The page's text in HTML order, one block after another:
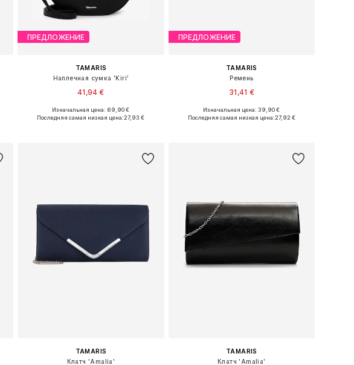
ПРЕДЛОЖЕНИЕ
TAMARIS
Наплечная сумка 'Kiri'
41,94 €
Доступные размеры: One Size
Изначальная цена: 69,90 €
Последняя самая низкая цена:27,93 €
ПРЕДЛОЖЕНИЕ
TAMARIS
Ремень
31,41 €
+2
Доступно множество размеров
Изначальная цена: 39,90 €
Последняя самая низкая цена:27,92 €
TAMARIS
Клатч 'Amalia'
TAMARIS
Клатч 'Amalia'